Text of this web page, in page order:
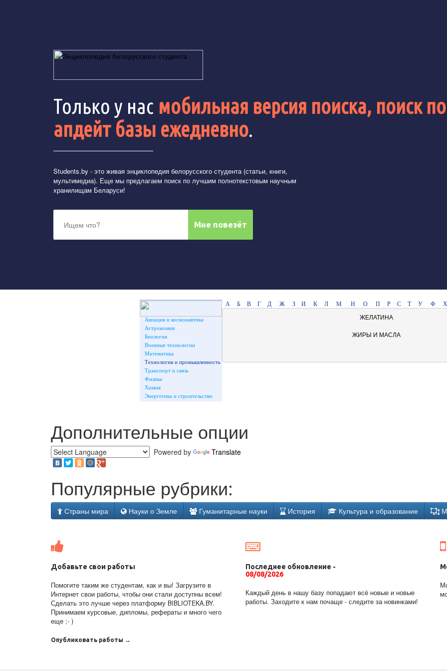
Только у нас мобильная версия поиска, поиск
апдейт базы ежедневно.
Students.by - это живая энциклопедия белорусского студента (статьи, книги,
мультимедиа). Еще мы предлагаем поиск по лучшим полнотекстовым научным
хранилищам Беларуси!
Авиация и космонавтика
Астрономия
Биология
Военные технологии
Математика
Технология и промышленность
Транспорт и связь
Физика
Химия
Энергетика и строительство
А Б В Г Д Ж З И К Л М Н О П Р С Т У Ф Х
ЖЕЛАТИНА
ЖИРЫ И МАСЛА
Дополнительные опции
Powered by Translate
Популярные рубрики:
Страны мира Науки о Земле Гуманитарные науки История Культура и образование
Добавьте свои работы
Помогите таким же студентам, как и вы! Загрузите в
Интернет свои работы, чтобы они стали доступны всем!
Сделать это лучше через платформу BIBLIOTEKA.BY.
Принимаем курсовые, дипломы, рефераты и много чего
еще ;- )
Опубликовать работы →
Последнее обновление -
08/08/2026
Каждый день в нашу базу попадают всё новые и новые
работы. Заходите к нам почаще - следите за новинками!